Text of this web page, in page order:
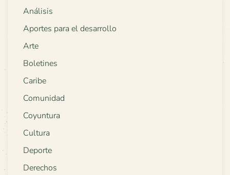
Análisis
Aportes para el desarrollo
Arte
Boletines
Caribe
Comunidad
Coyuntura
Cultura
Deporte
Derechos